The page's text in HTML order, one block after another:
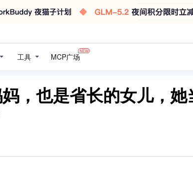
工具 MCP广场
，也是省长的女儿，